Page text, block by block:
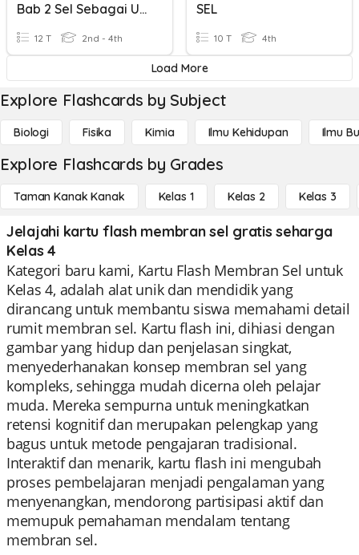
Bab 2 Sel Sebagai Unit Asas Hidupan
12 T 2nd - 4th
SEL
10 T 4th
Load More
Explore Flashcards by Subject
Biologi Fisika Kimia Ilmu Kehidupan Ilmu
Explore Flashcards by Grades
Taman Kanak Kanak Kelas 1 Kelas 2 Kelas 3
Jelajahi kartu flash membran sel gratis seharga
Kelas 4
Kategori baru kami, Kartu Flash Membran Sel untuk
Kelas 4, adalah alat unik dan mendidik yang
dirancang untuk membantu siswa memahami detail
rumit membran sel. Kartu flash ini, dihiasi dengan
gambar yang hidup dan penjelasan singkat,
menyederhanakan konsep membran sel yang
kompleks, sehingga mudah dicerna oleh pelajar
muda. Mereka sempurna untuk meningkatkan
retensi kognitif dan merupakan pelengkap yang
bagus untuk metode pengajaran tradisional.
Interaktif dan menarik, kartu flash ini mengubah
proses pembelajaran menjadi pengalaman yang
menyenangkan, mendorong partisipasi aktif dan
memupuk pemahaman mendalam tentang
membran sel.